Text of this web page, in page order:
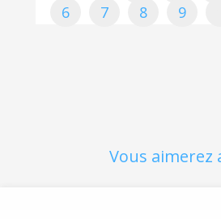
6
7 8 9
Vous aimerez